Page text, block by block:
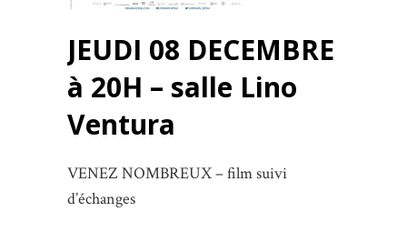
JEUDI 08 DECEMBRE
à 20H – salle Lino
Ventura
VENEZ NOMBREUX – film suivi
d’échanges